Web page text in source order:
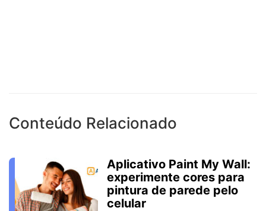
Conteúdo Relacionado
Aplicativo Paint My Wall:
experimente cores para
pintura de parede pelo
celular